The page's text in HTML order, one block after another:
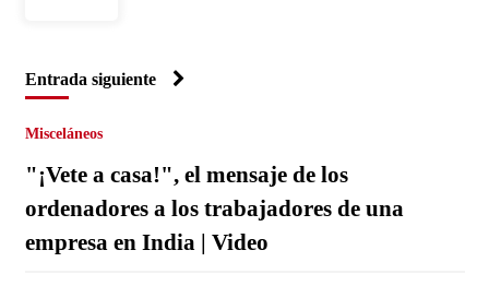
Entrada siguiente
Misceláneos
"¡Vete a casa!", el mensaje de los
ordenadores a los trabajadores de una
empresa en India | Video